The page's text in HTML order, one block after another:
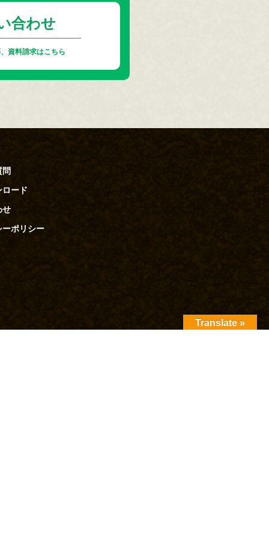
ロード
せ
ポリシー
合わせ
資料請求はこちら
Translate »